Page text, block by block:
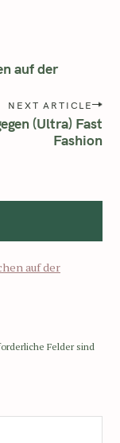
auf der
NEXT ARTICLE
(Ultra) Fast
Fashion
auf der
Felder sind